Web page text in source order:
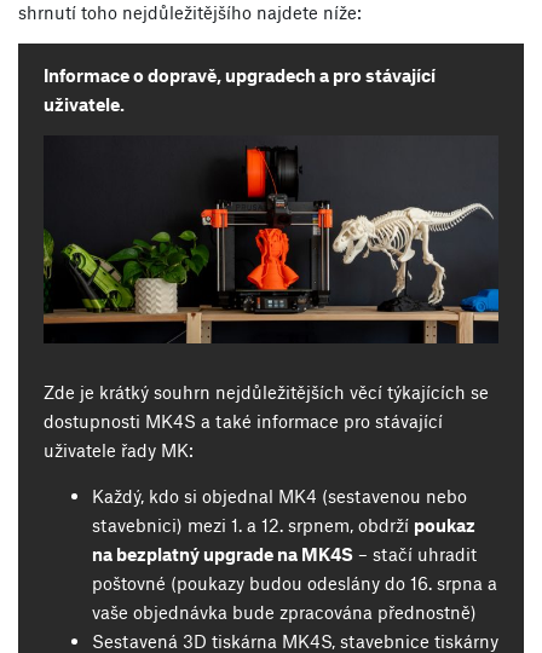
shrnutí toho nejdůležitějšího najdete níže:
Informace o dopravě, upgradech a pro stávající
uživatele.
Zde je krátký souhrn nejdůležitějších věcí týkajících se
dostupnosti MK4S a také informace pro stávající
uživatele řady MK:
Každý, kdo si objednal MK4 (sestavenou nebo
stavebnici) mezi 1. a 12. srpnem, obdrží poukaz
na bezplatný upgrade na MK4S – stačí uhradit
poštovné (poukazy budou odeslány do 16. srpna a
vaše objednávka bude zpracována přednostně)
Sestavená 3D tiskárna MK4S, stavebnice tiskárny